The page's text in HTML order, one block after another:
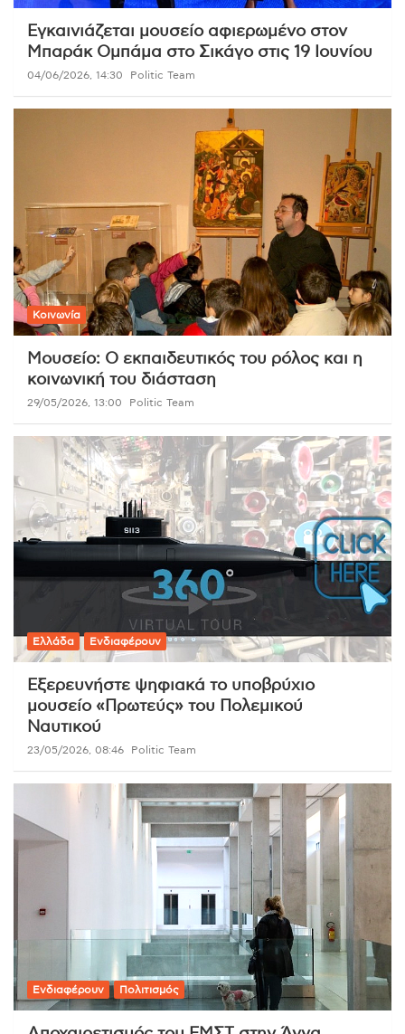
Εγκαινιάζεται μουσείο αφιερωμένο στον
Μπαράκ Ομπάμα στο Σικάγο στις 19 Ιουνίου
04/06/2026, 14:30 Politic Team
Κοινωνία
Μουσείο: Ο εκπαιδευτικός του ρόλος και η
κοινωνική του διάσταση
29/05/2026, 13:00 Politic Team
Ελλάδα Ενδιαφέρουν
Εξερευνήστε ψηφιακά το υποβρύχιο
μουσείο «Πρωτεύς» του Πολεμικού
Ναυτικού
23/05/2026, 08:46 Politic Team
Ενδιαφέρουν Πολιτισμός